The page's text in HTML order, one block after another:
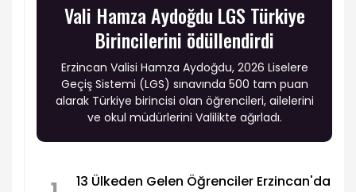
Vali Hamza Aydoğdu LGS Türkiye
Birincilerini ödüllendirdi
Erzincan Valisi Hamza Aydoğdu, 2026 Liselere
Geçiş Sistemi (LGS) sınavında 500 tam puan
alarak Türkiye birincisi olan öğrencileri, ailelerini
ve okul müdürlerini Valilikte ağırladı.
13 Ülkeden Gelen Öğrenciler Erzincan'da